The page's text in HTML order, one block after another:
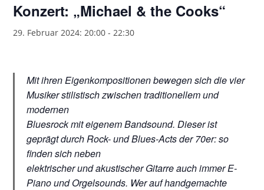
Konzert: „Michael & the Cooks“
29. Februar 2024: 20:00 -22:30
Mit ihren Eigenkompositionen bewegen sich die vier
Musiker stilistisch zwischen traditionellem und
modernen
Bluesrock mit eigenem Bandsound. Dieser ist
geprägt durch Rock- und Blues-Acts der 70er: so
finden sich neben
elektrischer und akustischer Gitarre auch immer E-
Piano und Orgelsounds. Wer auf handgemachte